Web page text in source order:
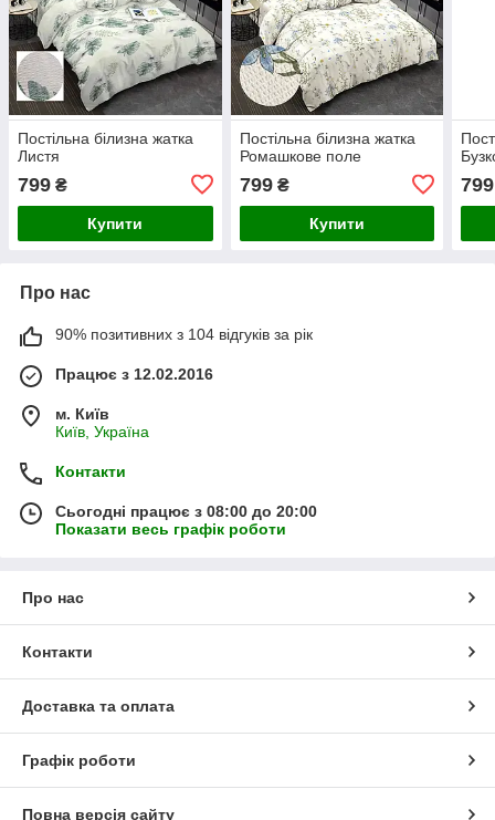
Постільна білизна жатка
Листя
799 ₴
Купити
Постільна білизна жатка
Ромашкове поле
799₴
Купити
799
Про нас
90% позитивних з 104 відгуків за рік
Працює з 12.02.2016
м. Київ
Київ, Україна
Контакти
Сьогодні працює з 08:00 до 20:00
Показати весь графік роботи
Про нас
Контакти
Доставка та оплата
Графік роботи
Повна версія сайту